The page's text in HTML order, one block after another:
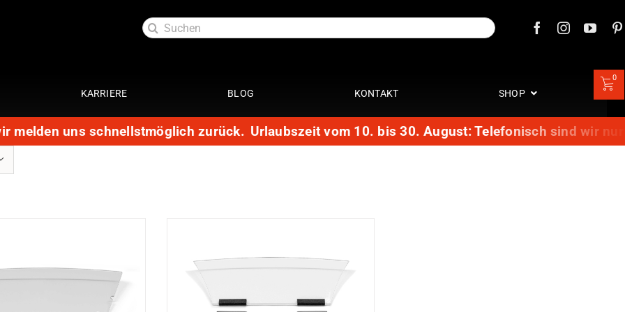
Suche
nach:
Getriebeoptimierung
Elektrik
KARRIERE BLOG KONTAKT SHOP
0
uns schnellstmöglich zurück. Urlaubszeit vom 10. bis 30. August: Telefonisch sind wir nur